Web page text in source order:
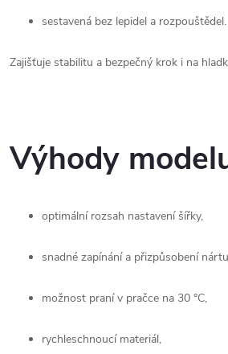
sestavená bez lepidel a rozpouštědel.
Zajišťuje stabilitu a bezpečný krok i na
Výhody
optimální rozsah nastavení šířky,
snadné zapínání a přizpůsobení
možnost praní v pračce na 30 °C,
rychleschnoucí materiál,